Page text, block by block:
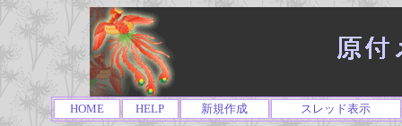
HOME HELP 新規作成 スレッド表示